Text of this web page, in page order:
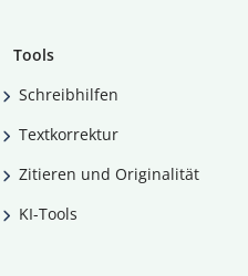
Tools
Schreibhilfen
Textkorrektur
Zitieren und Originalität
KI-Tools